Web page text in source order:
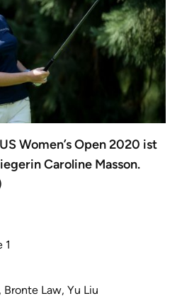
Women’s Open 2020 ist
Caroline Masson.
1
Law, Yu Liu